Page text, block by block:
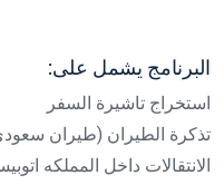
البرنامج يشمل على:
استخراج تاشيرة السفر
تذكرة الطيران (طيران
الانتقالات داخل المملكه